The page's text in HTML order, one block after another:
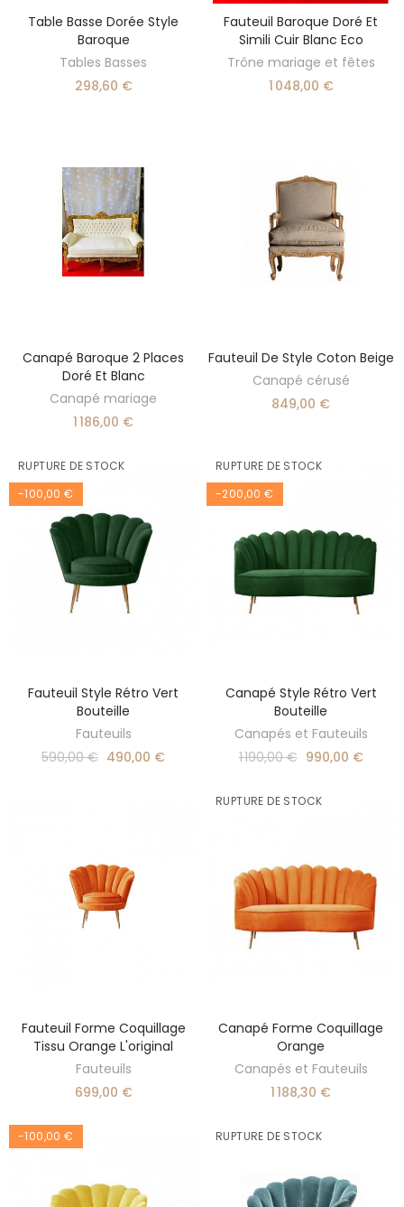
DÉCOUVRIR
Table Basse Dorée Style
Baroque
Tables Basses
298,60 €
AJOUTER AU PANIER
Fauteuil Baroque Doré Et
Simili Cuir Blanc Eco
Trône mariage et fêtes
1 048,00 €
AJOUTER AU PANIER
Canapé Baroque 2 Places
Doré Et Blanc
Canapé mariage
1 186,00 €
AJOUTER AU PANIER
Fauteuil De Style Coton Beige
Canapé cérusé
849,00 €
RUPTURE DE STOCK
-100,00 €
DÉCOUVRIR
Fauteuil Style Rétro Vert
Bouteille
Fauteuils
590,00 € 490,00 €
RUPTURE DE STOCK
-200,00 €
DÉCOUVRIR
Canapé Style Rétro Vert
Bouteille
Canapés et Fauteuils
1 190,00 € 990,00 €
AJOUTER AU PANIER
Fauteuil Forme Coquillage
Tissu Orange L'original
Fauteuils
699,00 €
RUPTURE DE STOCK
DÉCOUVRIR
Canapé Forme Coquillage
Orange
Canapés et Fauteuils
1 188,30 €
-100,00 € RUPTURE DE STOCK